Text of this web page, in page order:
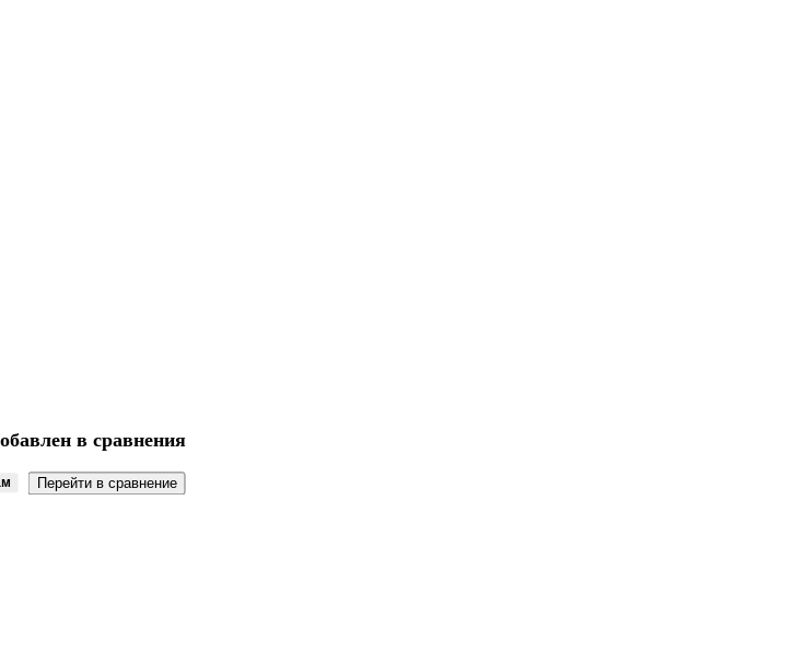
в сравнения
Перейти в сравнение